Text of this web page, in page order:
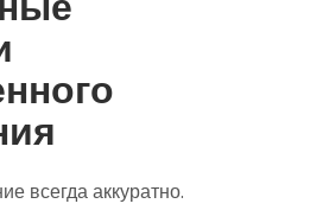
всегда аккуратно.